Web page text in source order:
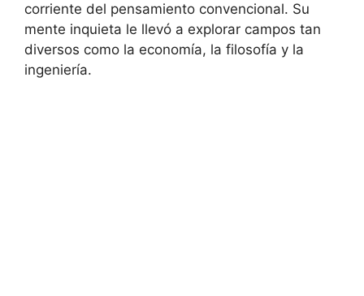
corriente del pensamiento convencional. Su
mente inquieta le llevó a explorar campos tan
diversos como la economía, la filosofía y la
ingeniería.